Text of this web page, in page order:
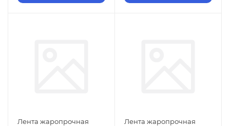
Лента жаропрочная
Лента жаропрочная